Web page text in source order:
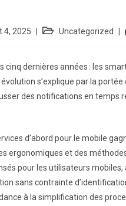
4, 2025 Uncategorized
cinq dernières années : les
s’explique par la
des notifications en temps
d’abord pour le mobile
ergonomiques et des
pour les utilisateurs
sans contrainte
à la simplification des